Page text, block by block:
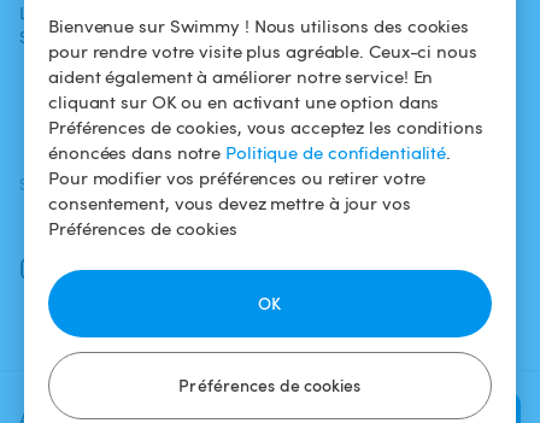
Bienvenue sur Swimmy ! Nous utilisons des cookies
pour rendre votre visite plus agréable. Ceux-ci nous
aident également à améliorer notre service! En
cliquant sur OK ou en activant une option dans
Préférences de cookies, vous acceptez les conditions
énoncées dans notre Politique de confidentialité.
Pour modifier vos préférences ou retirer votre
consentement, vous devez mettre à jour vos
Préférences de cookies
Préférences de cookies
OK
L'aventure
Swimmy
Louer ma piscine
Comment ça
marche ?
confidentialité
Mentions légales
SUIVEZ-NOUS
Facebook
Instagram
TÉLÉCHARGEZ L'APP